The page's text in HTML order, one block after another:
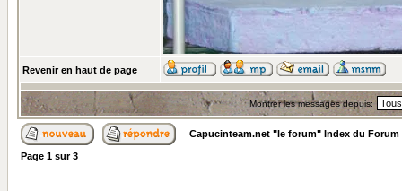
Revenir en haut de page
Montrer les messages depuis:
Capucinteam.net "le forum" Index du Forum
Page 1 sur3